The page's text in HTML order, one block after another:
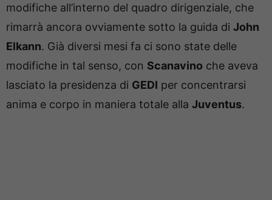
modifiche all’interno del quadro dirigenziale, che
rimarrà ancora ovviamente sotto la guida di John
Elkann. Già diversi mesi fa ci sono state delle
modifiche in tal senso, con Scanavino che aveva
lasciato la presidenza di GEDI per concentrarsi
anima e corpo in maniera totale alla Juventus.